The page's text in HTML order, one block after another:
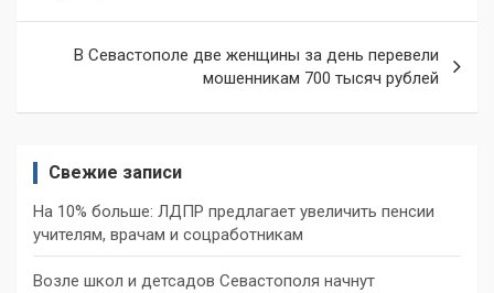
записям
В Севастополе две женщины за день перевели
мошенникам 700 тысяч рублей
Свежие записи
На 10% больше: ЛДПР предлагает увеличить пенсии
учителям, врачам и соцработникам
Возле школ и детсадов Севастополя начнут